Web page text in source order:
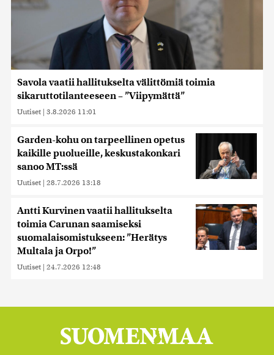
Savola vaatii hallitukselta välittömiä toimia
sikaruttotilanteeseen – ”Viipymättä”
Uutiset | 3.8.2026 11:01
Garden-kohu on tarpeellinen opetus
kaikille puolueille, keskustakonkari
sanoo MT:ssä
Uutiset | 28.7.2026 13:18
Antti Kurvinen vaatii hallitukselta
toimia Carunan saamiseksi
suomalaisomistukseen: ”Herätys
Multala ja Orpo!”
Uutiset | 24.7.2026 12:48